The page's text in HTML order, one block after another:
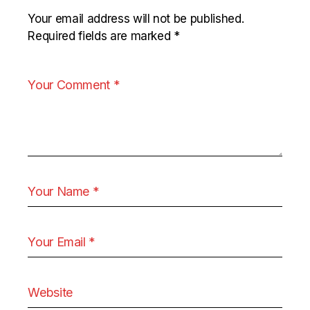
Your email address will not be published.
Required fields are marked *